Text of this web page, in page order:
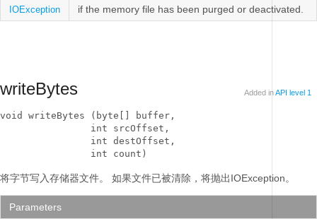
IOException if the memory file has been purged or deactivated.
writeBytes Added inAPI level 1
void writeBytes (byte[] buffer,
                int srcOffset,
                int destOffset,
                int count)
将字节写入存储器文件。 如果文件已被清除，将抛出IOException。
Parameters